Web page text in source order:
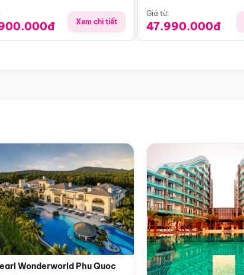
Xem chi tiết
Giá từ:
47.990.000đ
Wonderworld Phu Quoc